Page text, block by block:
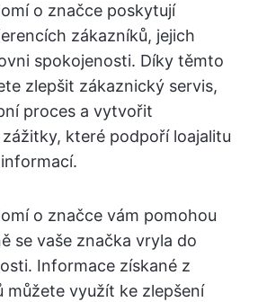
o značce poskytují
zákazníků, jejich
spokojenosti. Díky těmto
zlepšit zákaznický servis,
proces a vytvořit
které podpoří loajalitu
o značce vám pomohou
se vaše značka vryla do
Informace získané z
můžete využít ke zlepšení